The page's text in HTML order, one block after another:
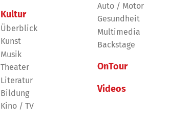
Kultur
Überblick
Kunst
Musik
Theater
Literatur
Bildung
Kino / TV
Auto / Motor
Gesundheit
Multimedia
Backstage
OnTour
Videos